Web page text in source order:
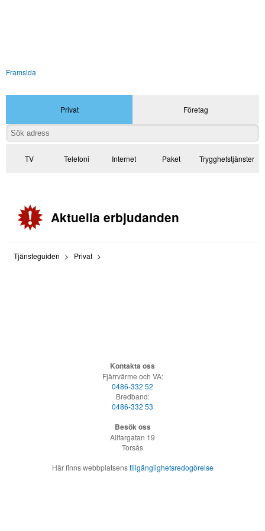
Framsida
Privat Företag
TV Telefoni Internet Paket Trygghetstjänster
Aktuella erbjudanden
Tjänsteguiden Privat
Kontakta oss
Fjärrvärme och VA:
0486-332 52
Bredband:
0486-332 53
Besök oss
Allfargatan 19
Torsås
Här finns webbplatsenstillgänglighetsredogörelse